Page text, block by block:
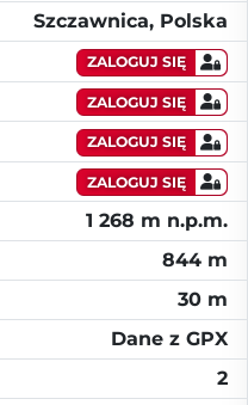
Szczawnica, Polska
ZALOGUJ SIĘ
ZALOGUJ SIĘ
ZALOGUJ SIĘ
ZALOGUJ SIĘ
1 268 m n.p.m.
844 m
30 m
Dane z GPX
2